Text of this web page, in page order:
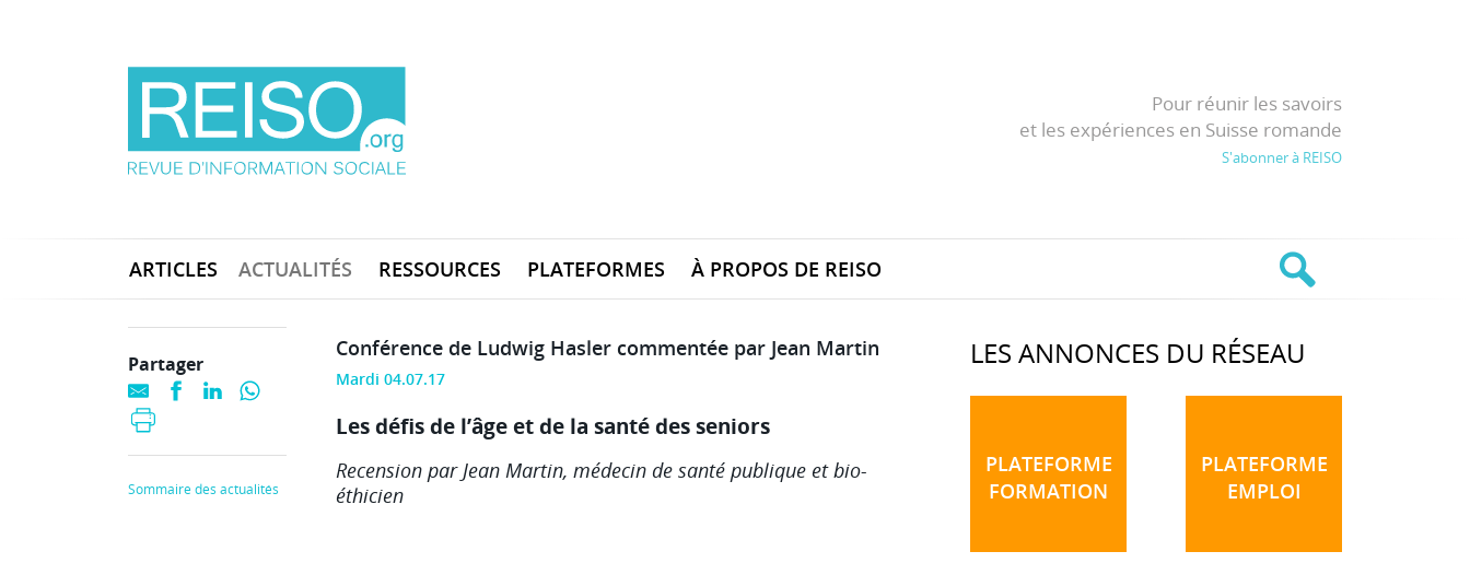
Pour réunir les savoirs
et les expériences en Suisse romande
S'abonner à REISO
ARTICLES ACTUALITÉS RESSOURCES PLATEFORMES À PROPOS DE REISO
Conférence de Ludwig Hasler commentée par Jean Martin
Mardi 04.07.17
Les défis de l’âge et de la santé des seniors
Recension par Jean Martin, médecin de santé publique et bio-
éthicien
Partager
Sommaire des actualités
LES ANNONCES DU RÉSEAU
PLATEFORME
FORMATION
PLATEFORME
EMPLOI